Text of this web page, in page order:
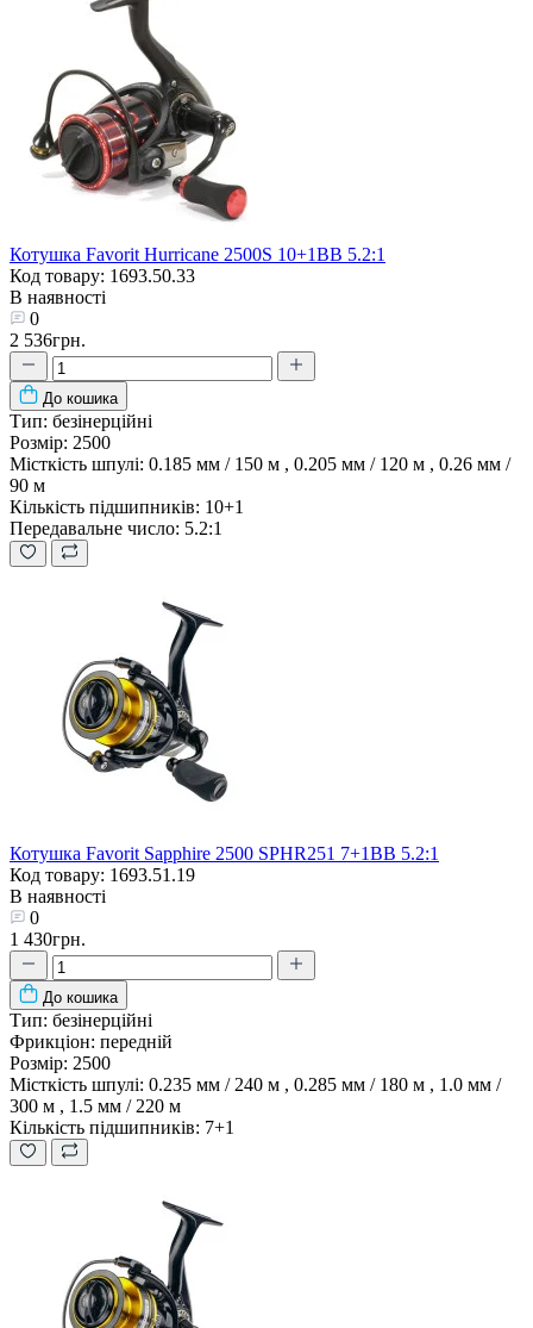
Котушка Favorit Hurricane 2500S 10+1BB 5.2:1
Код товару: 1693.50.33
В наявності
0
2 536грн.
До кошика
Тип: безінерційні
Розмір: 2500
Місткість шпулі: 0.185 мм / 150 м , 0.205 мм / 120 м , 0.26 мм /
90 м
Кількість підшипників: 10+1
Передавальне число: 5.2:1
Котушка Favorit Sapphire 2500 SPHR251 7+1BB 5.2:1
Код товару: 1693.51.19
В наявності
0
1 430грн.
До кошика
Тип: безінерційні
Фрикціон: передній
Розмір: 2500
Місткість шпулі: 0.235 мм / 240 м , 0.285 мм / 180 м , 1.0 мм /
300 м , 1.5 мм / 220 м
Кількість підшипників: 7+1